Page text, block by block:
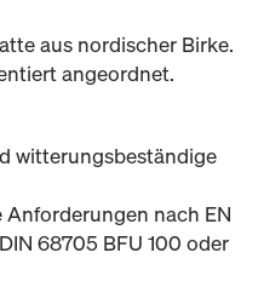
aus nordischer Birke.
angeordnet.
witterungsbeständige
nach EN
68705 BFU 100 oder